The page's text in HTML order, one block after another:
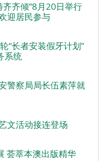
齐齐倾”8月20日举行
迎居民参与
“长者安装假牙计划”
系统
警察局局长伍素萍就
文活动接连登场
荟萃本澳出版精华